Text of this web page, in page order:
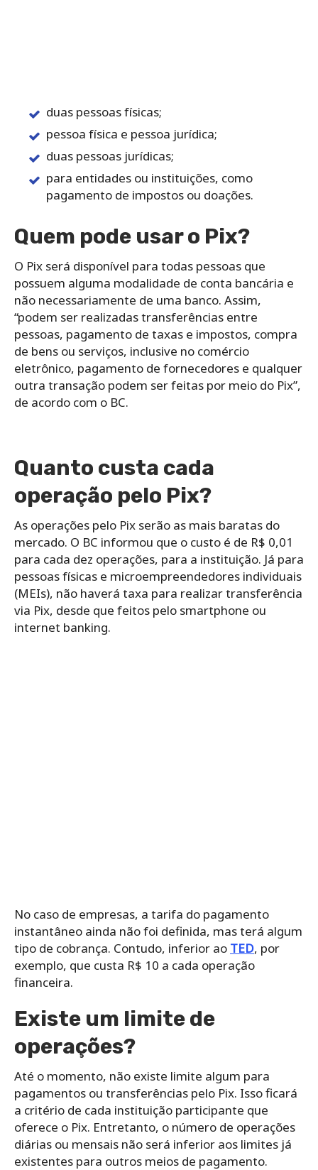
duas pessoas físicas;
pessoa física e pessoa jurídica;
duas pessoas jurídicas;
para entidades ou instituições, como
pagamento de impostos ou doações.
Quem pode usar o Pix?
O Pix será disponível para todas pessoas que
possuem alguma modalidade de conta bancária e
não necessariamente de uma banco. Assim,
“podem ser realizadas transferências entre
pessoas, pagamento de taxas e impostos, compra
de bens ou serviços, inclusive no comércio
eletrônico, pagamento de fornecedores e qualquer
outra transação podem ser feitas por meio do Pix”,
de acordo com o BC.
Quanto custa cada
operação pelo Pix?
As operações pelo Pix serão as mais baratas do
mercado. O BC informou que o custo é de R$ 0,01
para cada dez operações, para a instituição. Já para
pessoas físicas e microempreendedores individuais
(MEIs), não haverá taxa para realizar transferência
via Pix, desde que feitos pelo smartphone ou
internet banking.
No caso de empresas, a tarifa do pagamento
instantâneo ainda não foi definida, mas terá algum
tipo de cobrança. Contudo, inferior ao TED, por
exemplo, que custa R$ 10 a cada operação
financeira.
Existe um limite de
operações?
Até o momento, não existe limite algum para
pagamentos ou transferências pelo Pix. Isso ficará
a critério de cada instituição participante que
oferece o Pix. Entretanto, o número de operações
diárias ou mensais não será inferior aos limites já
existentes para outros meios de pagamento.